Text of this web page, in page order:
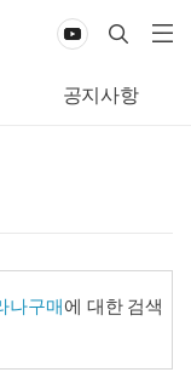
공지사항
나구매에 대한 검색